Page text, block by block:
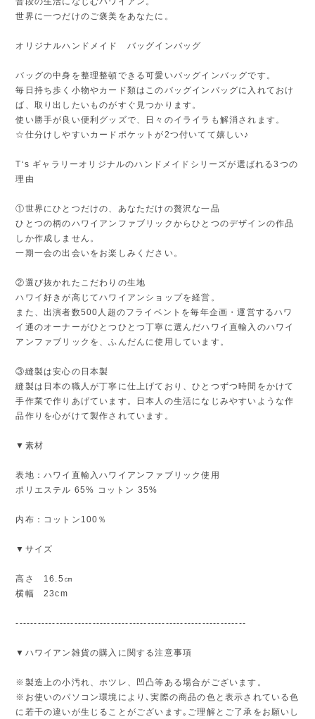
世界に一つだけのご褒美をあなたに。
オリジナルハンドメイド バッグインバッグ
バッグの中身を整理整頓できる可愛いバッグインバッグです。
毎日持ち歩く小物やカード類はこのバッグインバッグに入れておけ
ば、取り出したいものがすぐ見つかります。
使い勝手が良い便利グッズで、日々のイライラも解消されます。
☆仕分けしやすいカードポケットが2つ付いてて嬉しい♪
T‘s ギャラリーオリジナルのハンドメイドシリーズが選ばれる3つの
理由
①世界にひとつだけの、あなただけの贅沢な一品
ひとつの柄のハワイアンファブリックからひとつのデザインの作品
しか作成しません。
一期一会の出会いをお楽しみください。
②選び抜かれたこだわりの生地
ハワイ好きが高じてハワイアンショップを経営。
また、出演者数500人超のフライベントを毎年企画・運営するハワ
イ通のオーナーがひとつひとつ丁寧に選んだハワイ直輸入のハワイ
アンファブリックを、ふんだんに使用しています。
③縫製は安心の日本製
縫製は日本の職人が丁寧に仕上げており、ひとつずつ時間をかけて
手作業で作りあげています。日本人の生活になじみやすいような作
品作りを心がけて製作されています。
▼素材
表地：ハワイ直輸入ハワイアンファブリック使用
ポリエステル 65% コットン 35%
内布：コットン100％
▼サイズ
高さ 16.5㎝
横幅 23cm
---------------------------------------------------------------
▼ハワイアン雑貨の購入に関する注意事項
※製造上の小汚れ、ホツレ、凹凸等ある場合がございます。
※お使いのパソコン環境により､実際の商品の色と表示されている色
に若干の違いが生じることがございます｡ご理解とご了承をお願いし